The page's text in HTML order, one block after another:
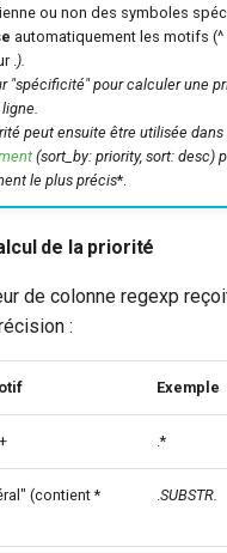
ou non des symboles
automatiquement les motifs (^
. ).
"spécificité"pour calculer une
peut ensuite être utilisée dans
(sort_by: priority, sort: desc)
le plus précis*.
de la priorité
de colonne regexp
:
Exemple
.*
(contient *
.SUBSTR.